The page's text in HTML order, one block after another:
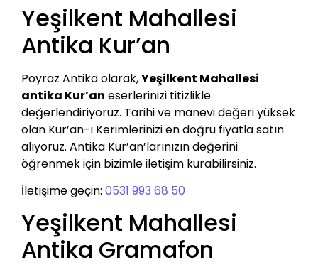
Yeşilkent Mahallesi
Antika Kur’an
Poyraz Antika olarak,Yeşilkent Mahallesi
antika Kur’an eserlerinizi titizlikle
değerlendiriyoruz. Tarihi ve manevi değeri yüksek
olan Kur’an-ı Kerimlerinizi en doğru fiyatla satın
alıyoruz. Antika Kur’an’larınızın değerini
öğrenmek için bizimle iletişim kurabilirsiniz.
İletişime geçin: 0531 993 68 50
Yeşilkent Mahallesi
Antika Gramafon